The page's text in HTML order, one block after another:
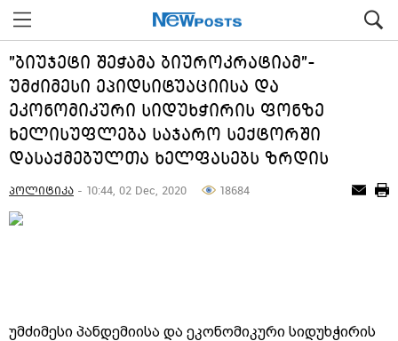
"ბიუჯეტი შეჭამა ბიუროკრატიამ"-
უმძიმესი ეპიდსიტუაციისა და
ეკონომიკური სიდუხჭირის ფონზე
ხელისუფლება საჯარო სექტორში
დასაქმებულთა ხელფასებს ზრდის
პოლიტიკა - 10:44, 02 Dec, 2020 18684
უმძიმესი პანდემიისა და ეკონომიკური სიდუხჭირის